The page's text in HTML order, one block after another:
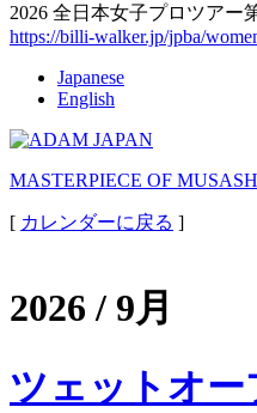
2026 全日本女子プロツアー
https://billi-walker.jp/jpba/
Japanese
English
MASTERPIECE OF
[ カレンダーに戻る ]
2026 / 9月
ツェットオー